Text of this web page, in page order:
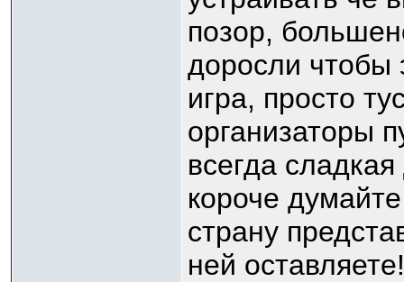
позор,
доросли чтобы
игра, просто
организаторы
всегда
короче
страну
ней